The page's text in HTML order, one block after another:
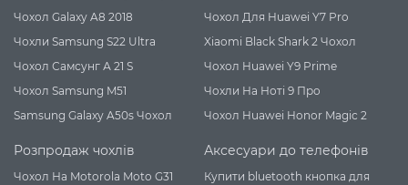
Чохол Galaxy A8 2018
Чохли Samsung S22 Ultra
Чохол Самсунг А 21 S
Чохол Samsung M51
Samsung Galaxy A50s Чохол
Чохол Для Huawei Y7 Pro
Xiaomi Black Shark 2 Чохол
Чохол Huawei Y9 Prime
Чохли На Ноті 9 Про
Чохол Huawei Honor Magic 2
Розпродаж чохлів
Чохол На Motorola Moto G31
Аксесуари до телефонів
Купити bluetooth кнопка для